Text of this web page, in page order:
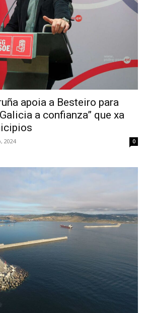
apoia a Besteiro para
a confianza” que xa
2024 0